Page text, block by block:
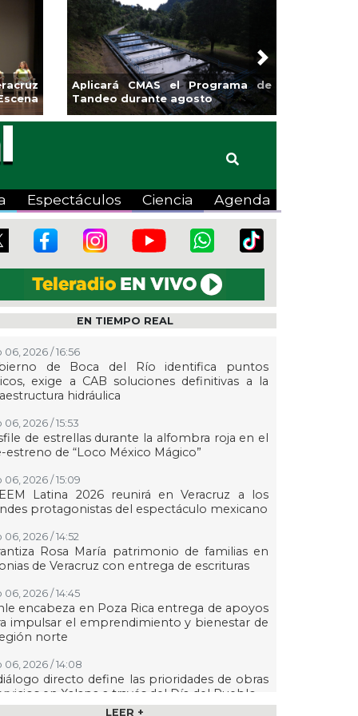
banquetas para la
en Pánuco
Emprendedores de Xalapa
exponen en Mercadito
Bicentenario
Next
Espectáculos Ciencia Agenda
EN TIEMPO REAL
06, 2026 / 16:56
de Boca del Río identifica puntos
exige a CAB soluciones definitivas a la
hidráulica
06, 2026 / 15:53
de estrellas durante la alfombra roja en el
estreno de “Loco México Mágico”
06, 2026 / 15:09
Latina 2026 reunirá en Veracruz a los
protagonistas del espectáculo mexicano
06, 2026 / 14:52
Rosa María patrimonio de familias en
de Veracruz con entrega de escrituras
06, 2026 / 14:45
encabeza en Poza Rica entrega de apoyos
impulsar el emprendimiento y bienestar de
norte
06, 2026 / 14:08
directo define las prioridades de obras
en Xalapa a través del Día del Pueblo
LEER +